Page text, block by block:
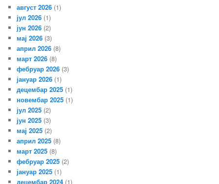
август 2026 (1)
јул 2026 (1)
јун 2026 (2)
мај 2026 (3)
април 2026 (8)
март 2026 (8)
фебруар 2026 (3)
јануар 2026 (1)
децембар 2025 (1)
новембар 2025 (1)
јул 2025 (2)
јун 2025 (3)
мај 2025 (2)
април 2025 (8)
март 2025 (8)
фебруар 2025 (2)
јануар 2025 (1)
децембар 2024 (1)